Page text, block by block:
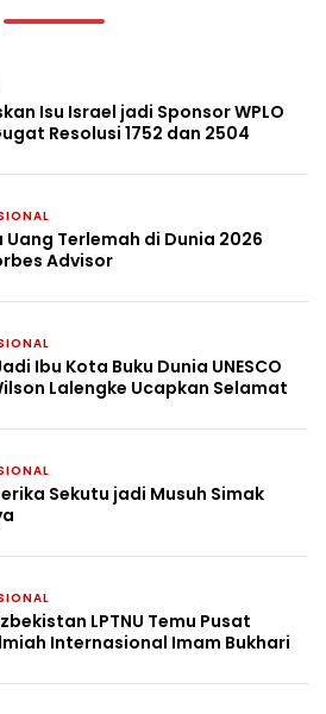
Isu Israel jadi Sponsor WPLO
Resolusi 1752 dan 2504
Uang Terlemah di Dunia 2026
Advisor
Ibu Kota Buku Dunia UNESCO
Lalengke Ucapkan Selamat
Sekutu jadi Musuh Simak
LPTNU Temu Pusat
Internasional Imam Bukhari